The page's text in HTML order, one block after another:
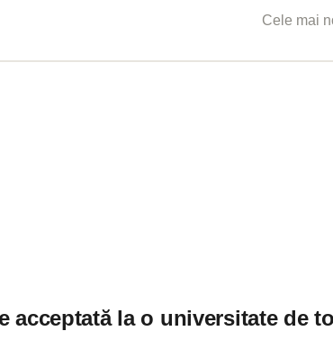
Cele mai
acceptată la o universitate de